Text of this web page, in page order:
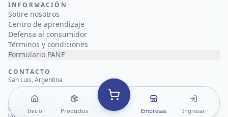
Inicio Productos Empresas Ingresar
INFORMACIÓN
Sobre nosotros
Centro de aprendizaje
Defensa al consumidor
Términos y condiciones
Formulario PANE
CONTACTO
San Luis, Argentina
© 2026Compre San Luis Marketplace